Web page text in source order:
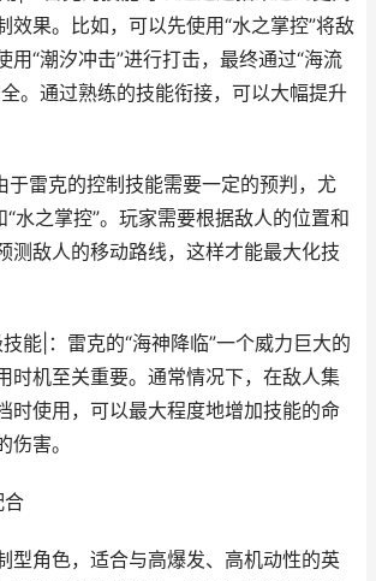
效果。比如，可以先使用“水之掌控”将敌
用“潮汐冲击”进行打击，最终通过“海流
。通过熟练的技能衔接，可以大幅提升
于雷克的控制技能需要一定的预判，尤
“水之掌控”。玩家需要根据敌人的位置和
测敌人的移动路线，这样才能最大化技
能|：雷克的“海神降临”一个威力巨大的
时机至关重要。通常情况下，在敌人集
时使用，可以最大程度地增加技能的命
伤害。
合
型角色，适合与高爆发、高机动性的英